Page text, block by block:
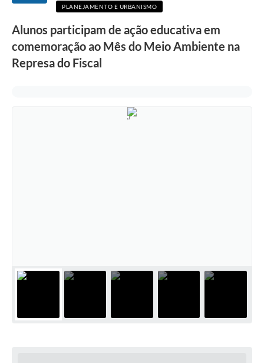
PLANEJAMENTO E URBANISMO
Alunos participam de ação educativa em
comemoração ao Mês do Meio Ambiente na
Represa do Fiscal